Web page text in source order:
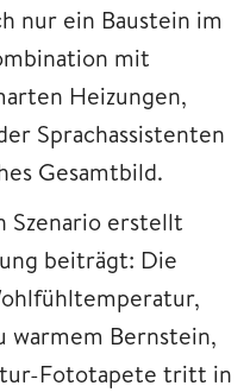
nur ein Baustein im
mit
Heizungen,
Sprachassistenten
Gesamtbild.
Szenario erstellt
beiträgt: Die
warmem Bernstein,
Fototapete tritt in